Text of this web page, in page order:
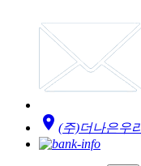
location_on (주)더나은우